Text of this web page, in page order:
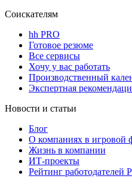
Соискателям
hh PRO
Готовое резюме
Все сервисы
Хочу у вас работать
Производственный
Экспертная
Новости и статьи
Блог
О компаниях в игровой
Жизнь в компании
ИТ-проекты
Рейтинг работодателей